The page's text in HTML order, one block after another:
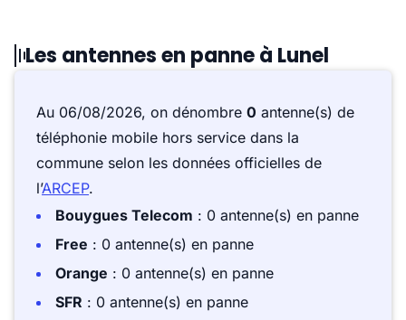
Les antennes en panne à Lunel
Au 06/08/2026, on dénombre 0 antenne(s) de
téléphonie mobile hors service dans la
commune selon les données officielles de
l’ARCEP.
Bouygues Telecom : 0 antenne(s) en panne
Free : 0 antenne(s) en panne
Orange : 0 antenne(s) en panne
SFR : 0 antenne(s) en panne